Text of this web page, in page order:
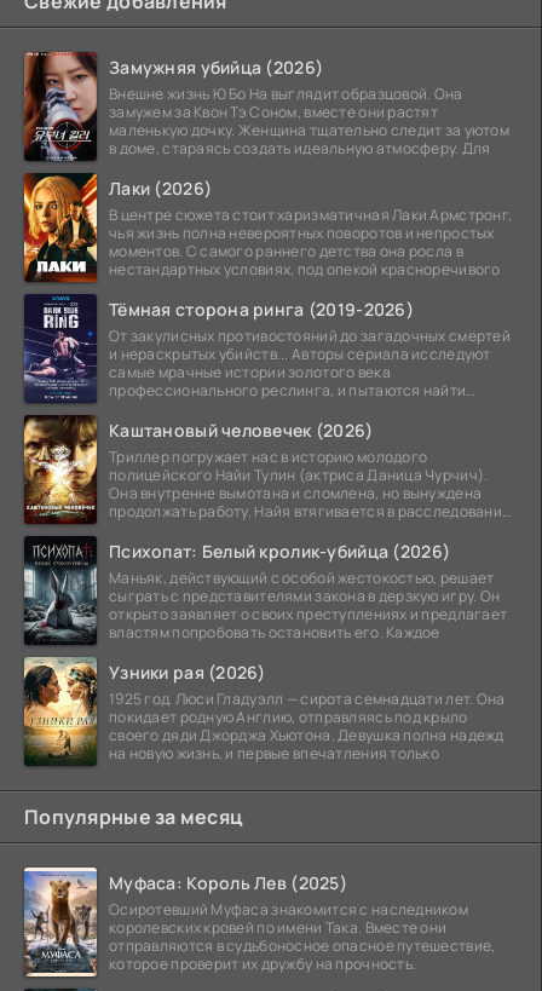
Замужняя убийца (2026)
Внешне жизнь Ю Бо На выглядит образцовой. Она
замужем за Квон Тэ Соном, вместе они растят
маленькую дочку. Женщина тщательно следит за уютом
в доме, стараясь создать идеальную атмосферу. Для
Лаки (2026)
В центре сюжета стоит харизматичная Лаки Армстронг,
чья жизнь полна невероятных поворотов и непростых
моментов. С самого раннего детства она росла в
нестандартных условиях, под опекой красноречивого
Тёмная сторона ринга (2019-2026)
От закулисных противостояний до загадочных смертей
и нераскрытых убийств... Авторы сериала исследуют
самые мрачные истории золотого века
профессионального реслинга, и пытаются найти
Каштановый человечек (2026)
Триллер погружает нас в историю молодого
полицейского Найи Тулин (актриса Даница Чурчич).
Она внутренне вымотана и сломлена, но вынуждена
продолжать работу. Найя втягивается в расследование
Психопат: Белый кролик-убийца (2026)
Маньяк, действующий с особой жестокостью, решает
сыграть с представителями закона в дерзкую игру. Он
открыто заявляет о своих преступлениях и предлагает
властям попробовать остановить его. Каждое
Узники рая (2026)
1925 год. Люси Гладуэлл — сирота семнадцати лет. Она
покидает родную Англию, отправляясь под крыло
своего дяди Джорджа Хьютона. Девушка полна надежд
на новую жизнь, и первые впечатления только
Популярные за месяц
Муфаса: Король Лев (2025)
Осиротевший Муфаса знакомится с наследником
королевских кровей по имени Така. Вместе они
отправляются в судьбоносное опасное путешествие,
которое проверит их дружбу на прочность.